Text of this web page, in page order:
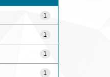
1
1
1
1